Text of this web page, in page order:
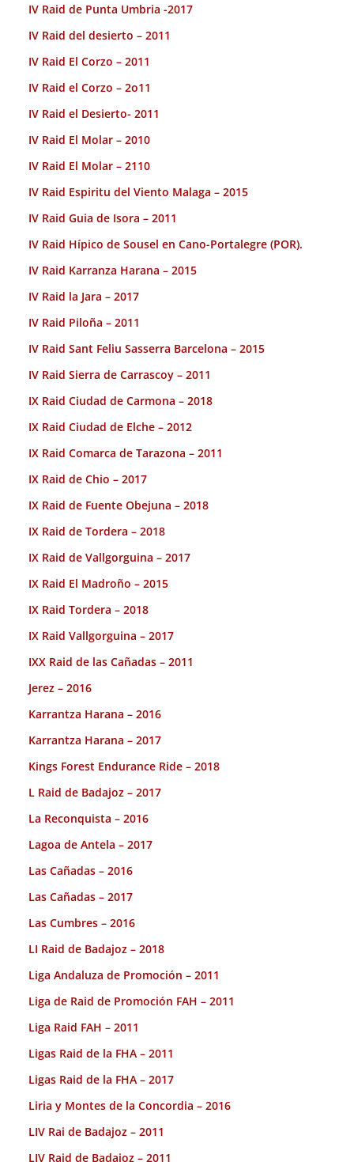
IV Raid de Punta Umbria -2017
IV Raid del desierto – 2011
IV Raid El Corzo – 2011
IV Raid el Corzo – 2o11
IV Raid el Desierto- 2011
IV Raid El Molar – 2010
IV Raid El Molar – 2110
IV Raid Espiritu del Viento Malaga – 2015
IV Raid Guia de Isora – 2011
IV Raid Hípico de Sousel en Cano-Portalegre (POR).
IV Raid Karranza Harana – 2015
IV Raid la Jara – 2017
IV Raid Piloña – 2011
IV Raid Sant Feliu Sasserra Barcelona – 2015
IV Raid Sierra de Carrascoy – 2011
IX Raid Ciudad de Carmona – 2018
IX Raid Ciudad de Elche – 2012
IX Raid Comarca de Tarazona – 2011
IX Raid de Chio – 2017
IX Raid de Fuente Obejuna – 2018
IX Raid de Tordera – 2018
IX Raid de Vallgorguina – 2017
IX Raid El Madroño – 2015
IX Raid Tordera – 2018
IX Raid Vallgorguina – 2017
IXX Raid de las Cañadas – 2011
Jerez – 2016
Karrantza Harana – 2016
Karrantza Harana – 2017
Kings Forest Endurance Ride – 2018
L Raid de Badajoz – 2017
La Reconquista – 2016
Lagoa de Antela – 2017
Las Cañadas – 2016
Las Cañadas – 2017
Las Cumbres – 2016
LI Raid de Badajoz – 2018
Liga Andaluza de Promoción – 2011
Liga de Raid de Promoción FAH – 2011
Liga Raid FAH – 2011
Ligas Raid de la FHA – 2011
Ligas Raid de la FHA – 2017
Liria y Montes de la Concordia – 2016
LIV Rai de Badajoz – 2011
LIV Raid de Badajoz – 2011